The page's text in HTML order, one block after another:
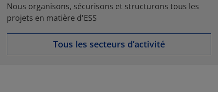
Nous organisons, sécurisons et structurons tous les
projets en matière d'ESS
Tous les secteurs d’activité